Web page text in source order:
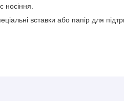
носіння.
вставки або папір для